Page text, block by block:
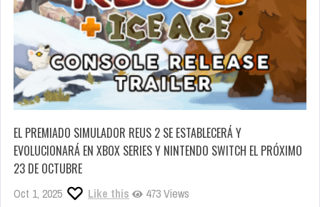
EL PREMIADO SIMULADOR REUS 2 SE ESTABLECERÁ Y
EVOLUCIONARÁ EN XBOX SERIES Y NINTENDO SWITCH EL PRÓXIMO
23 DE OCTUBRE
Oct 1, 2025 Like this 473 Views